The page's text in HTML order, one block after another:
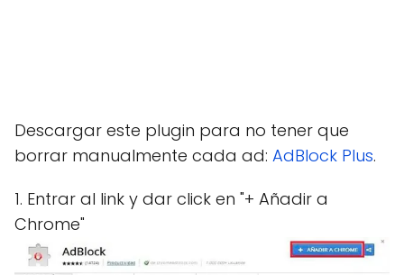
Descargar este plugin para no tener que
borrar manualmente cada ad: AdBlock Plus.
1. Entrar al link y dar click en "+ Añadir a
Chrome"